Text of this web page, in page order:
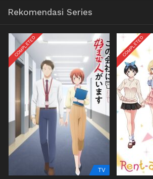
Rekomendasi Series
COMPLETED
TV
COMPLETED